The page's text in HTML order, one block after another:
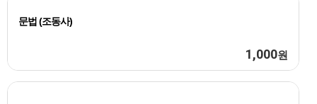
문법 (조동사)
1,000원